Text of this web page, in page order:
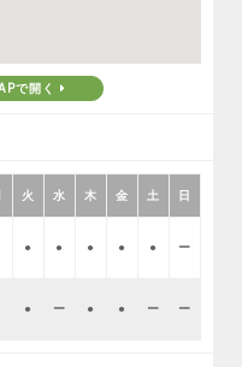
で開く
火 水 木 金 土 日
● ● ● ● ● ー
● ー ● ● ー ー